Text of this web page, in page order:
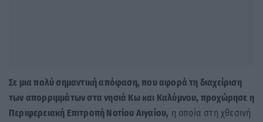
Σε μια πολύ σημαντική απόφαση, που αφορά τη διαχείριση
των απορριμμάτων στα νησιά Κω και Καλύμνου, προχώρησε η
Περιφερειακή Επιτροπή Νοτίου Αιγαίου, η οποία στη χθεσινή